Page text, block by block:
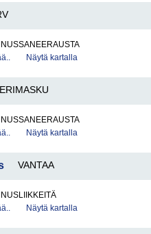
Näytä kartalla
Näytä kartalla
VANTAA
Näytä kartalla